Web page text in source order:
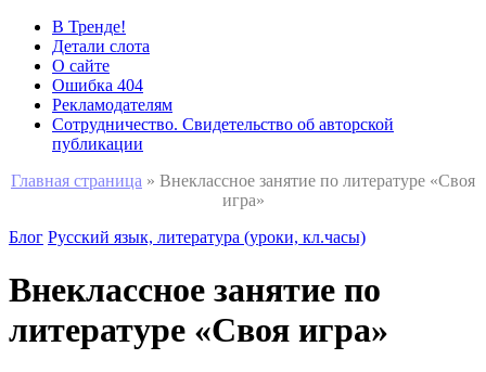
В Тренде!
Детали слота
О сайте
Ошибка 404
Рекламодателям
Сотрудничество. Свидетельство об авторской
публикации
Главная страница » Внеклассное занятие по литературе «Своя
игра»
Блог Русский язык, литература (уроки, кл.часы)
Внеклассное занятие по
литературе «Своя игра»